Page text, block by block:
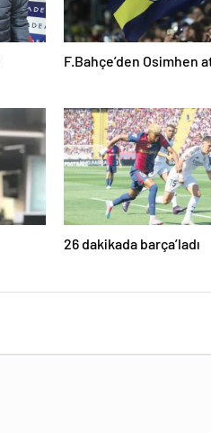
F.Bahçe’den Osimhen
26 dakikada barça’ladı